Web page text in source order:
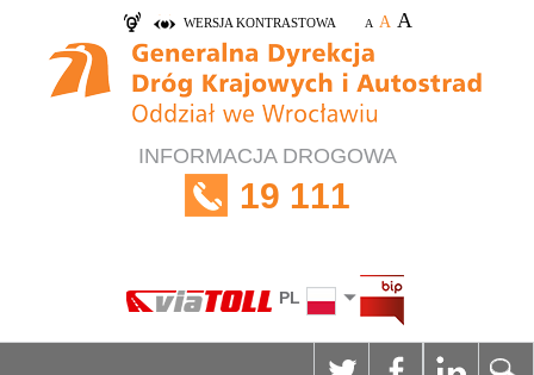
WERSJA KONTRASTOWA A A A
INFORMACJA DROGOWA
19 111
PL